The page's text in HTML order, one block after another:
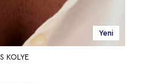
Yeni
KOLYE